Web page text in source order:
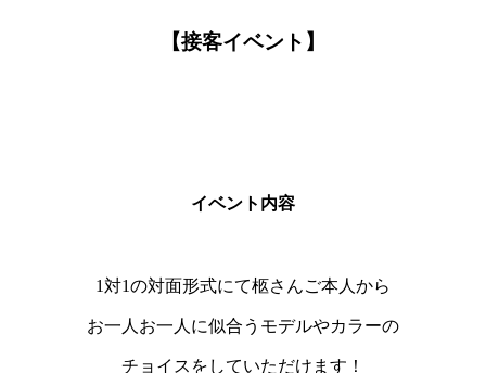
【接客イベント】
イベント内容
1対1の対面形式にて柩さんご本人から
お一人お一人に似合うモデルやカラーの
チョイスをしていただけます！